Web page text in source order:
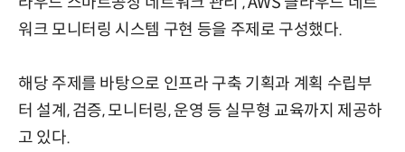
워크 모니터링 시스템 구현 등을 주제로 구성했다.
해당 주제를 바탕으로 인프라 구축 기획과 계획 수립부
터 설계, 검증, 모니터링, 운영 등 실무형 교육까지 제공하
고 있다.